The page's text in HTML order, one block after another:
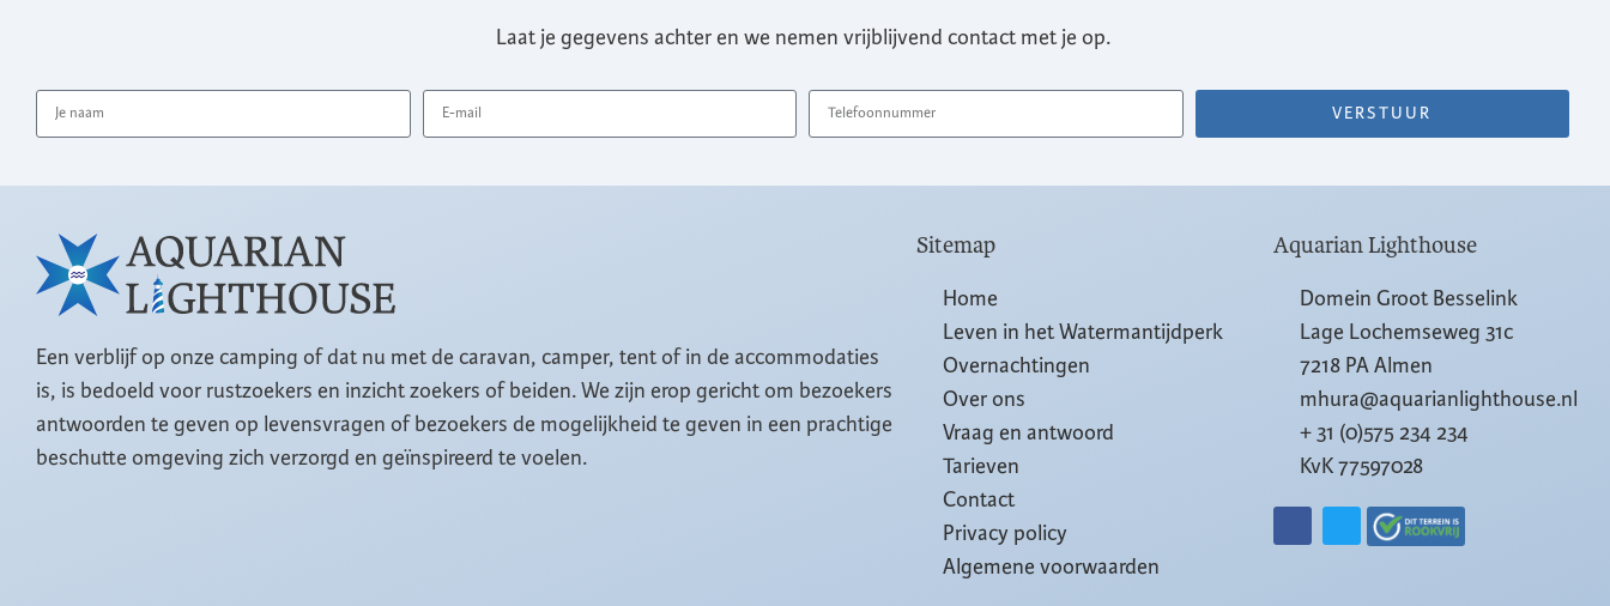
Laat je gegevens achter en we nemen vrijblijvend contact met je op.
VERSTUUR
Een verblijf op onze camping of dat nu met de caravan, camper, tent of in de accommodaties
is, is bedoeld voor rustzoekers en inzicht zoekers of beiden. We zijn erop gericht om bezoekers
antwoorden te geven op levensvragen of bezoekers de mogelijkheid te geven in een prachtige
beschutte omgeving zich verzorgd en geïnspireerd te voelen.
Sitemap
Home
Leven in het Watermantijdperk
Overnachtingen
Over ons
Vraag en antwoord
Tarieven
Contact
Privacy policy
Algemene voorwaarden
Aquarian Lighthouse
Domein Groot Besselink
Lage Lochemseweg 31c
7218 PA Almen
mhura@aquarianlighthouse.nl
+ 31 (0)575 234 234
KvK 77597028